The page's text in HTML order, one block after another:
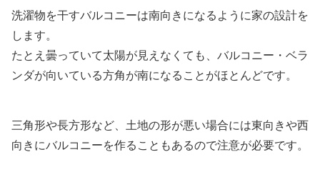
洗濯物を干すバルコニーは南向きになるように家の設計を
します。
たとえ曇っていて太陽が見えなくても、バルコニー・ベラ
ンダが向いている方角が南になることがほとんどです。
三角形や長方形など、土地の形が悪い場合には東向きや西
向きにバルコニーを作ることもあるので注意が必要です。